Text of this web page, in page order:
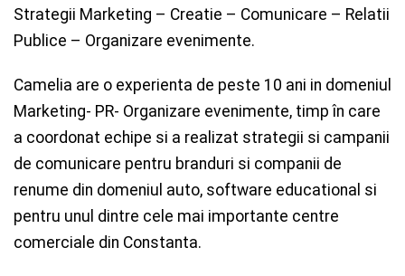
Strategii Marketing – Creatie – Comunicare – Relatii
Publice – Organizare evenimente.
Camelia are o experienta de peste 10 ani in domeniul
Marketing- PR- Organizare evenimente, timp în care
a coordonat echipe si a realizat strategii si campanii
de comunicare pentru branduri si companii de
renume din domeniul auto, software educational si
pentru unul dintre cele mai importante centre
comerciale din Constanta.